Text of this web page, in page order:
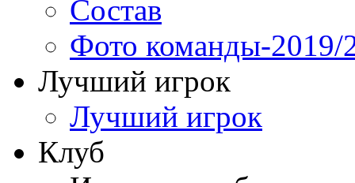
Состав
Фото команды-2019/
Лучший игрок
Лучший игрок
Клуб